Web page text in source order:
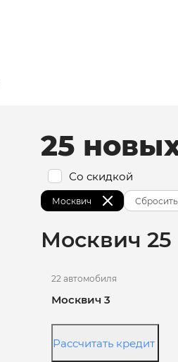
25
Москвич Сбросить
Со скидкой
Москвич 25
22 автомобиля
Москвич 3
Рассчитать кредит